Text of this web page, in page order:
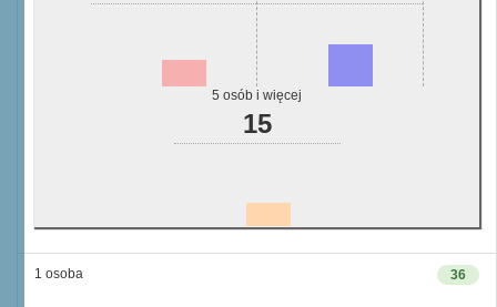
5 osób i więcej
15
36
1 osoba